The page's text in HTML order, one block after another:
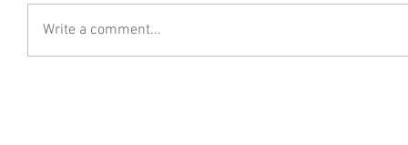
Write a comment...